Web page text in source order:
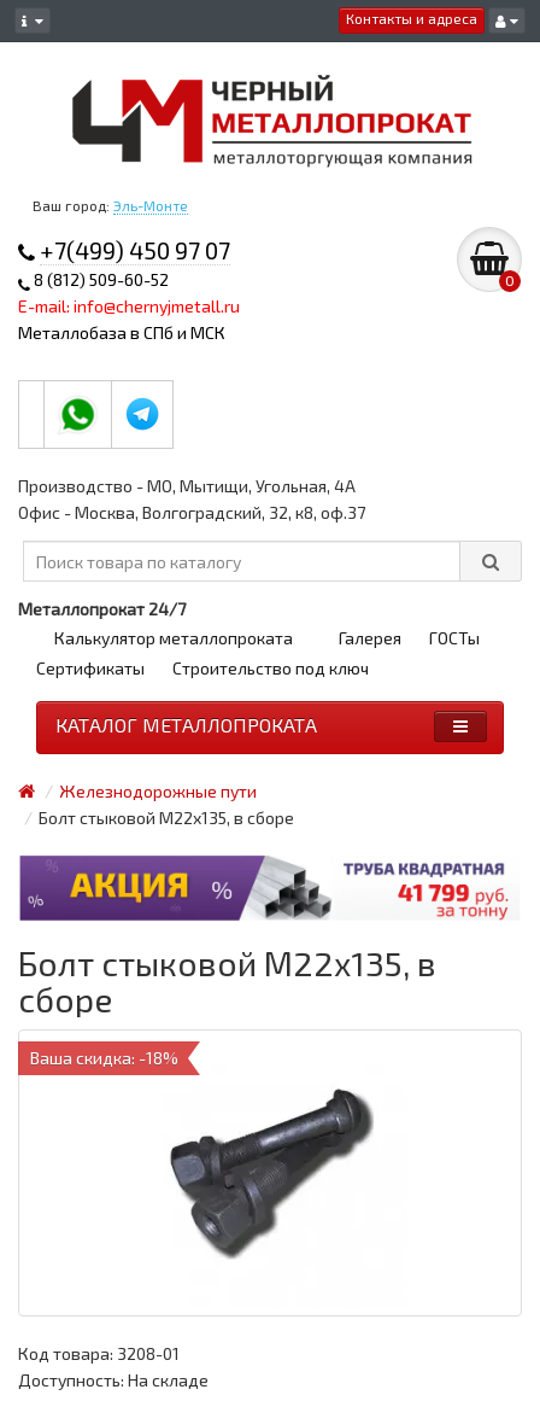
Контакты и адреса
Ваш город: Эль-Монте
+7(499) 450 97 07
8 (812) 509-60-52
E-mail: info@chernyjmetall.ru
Металлобаза в СПб и МСК
0
Производство - МО, Мытищи, Угольная, 4А
Офис - Москва, Волгоградский, 32, к8, оф.37
Металлопрокат 24/7
Калькулятор металлопроката
Галерея
ГОСТы
Сертификаты
Строительство под ключ
КАТАЛОГ МЕТАЛЛОПРОКАТА
Железнодорожные пути
Болт стыковой М22х135, в сборе
Болт стыковой М22х135, в
сборе
Ваша скидка: -18%
Код товара: 3208-01
Доступность: На складе